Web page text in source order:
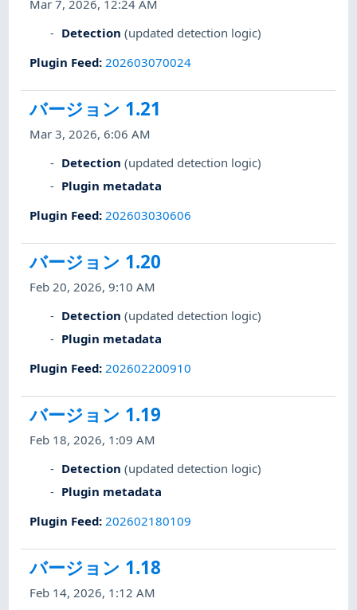
Mar 7, 2026, 12:24 AM
Detection (updated detection logic)
Plugin Feed: 202603070024
バージョン 1.21
Mar 3, 2026, 6:06 AM
Detection (updated detection logic)
Plugin metadata
Plugin Feed: 202603030606
バージョン 1.20
Feb 20, 2026, 9:10 AM
Detection (updated detection logic)
Plugin metadata
Plugin Feed: 202602200910
バージョン 1.19
Feb 18, 2026, 1:09 AM
Detection (updated detection logic)
Plugin metadata
Plugin Feed: 202602180109
バージョン 1.18
Feb 14, 2026, 1:12 AM